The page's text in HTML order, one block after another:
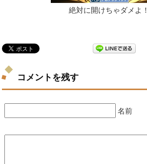
絶対に開けちゃダメよ！
コメントを残す
名前